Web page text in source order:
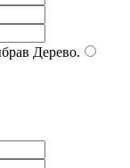
Дерево.